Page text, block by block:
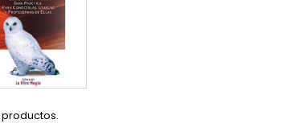
productos.